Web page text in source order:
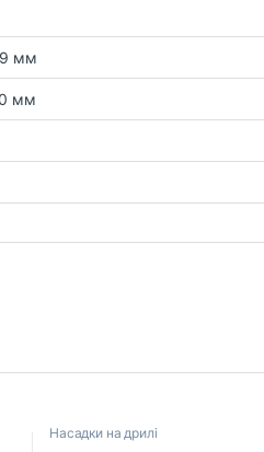
мм
мм
Насадки на дрилі